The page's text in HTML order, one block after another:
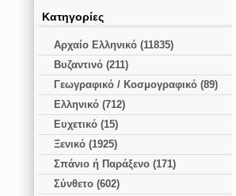
Κατηγορίες
Αρχαίο Ελληνικό (11835)
Βυζαντινό (211)
Γεωγραφικό / Κοσμογραφικό (89)
Ελληνικό (712)
Ευχετικό (15)
Ξενικό (1925)
Σπάνιο ή Παράξενο (171)
Σύνθετο (602)